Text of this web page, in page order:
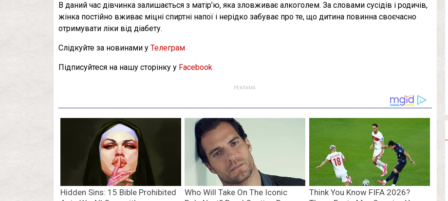
В даний час дівчинка залишається з матір’ю, яка зловживає алкоголем. За словами сусідів і родичів,
жінка постійно вживає міцні спиртні напої і нерідко забуває про те, що дитина повинна своєчасно
отримувати ліки від діабету.
Слідкуйте за новинами у Телеграм
Підписуйтеся на нашу сторінку у Facebook
РЕКЛАМА: